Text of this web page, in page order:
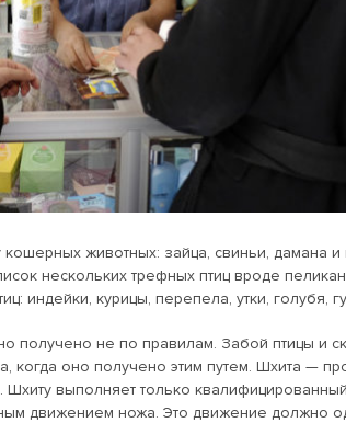
животных: зайца, свиньи, дамана
нескольких трефных птиц вроде
индейки, курицы, перепела, утки, голубя,
получено не по правилам. Забой птицы и
когда оно получено этим путем. Шхита —
Шхиту выполняет только
движением ножа. Это движение должно